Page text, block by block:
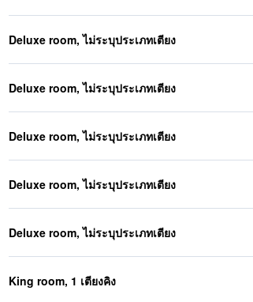
Deluxe room, ไม่ระบุประเภทเตียง
Deluxe room, ไม่ระบุประเภทเตียง
Deluxe room, ไม่ระบุประเภทเตียง
Deluxe room, ไม่ระบุประเภทเตียง
Deluxe room, ไม่ระบุประเภทเตียง
King room, 1 เตียงคิง